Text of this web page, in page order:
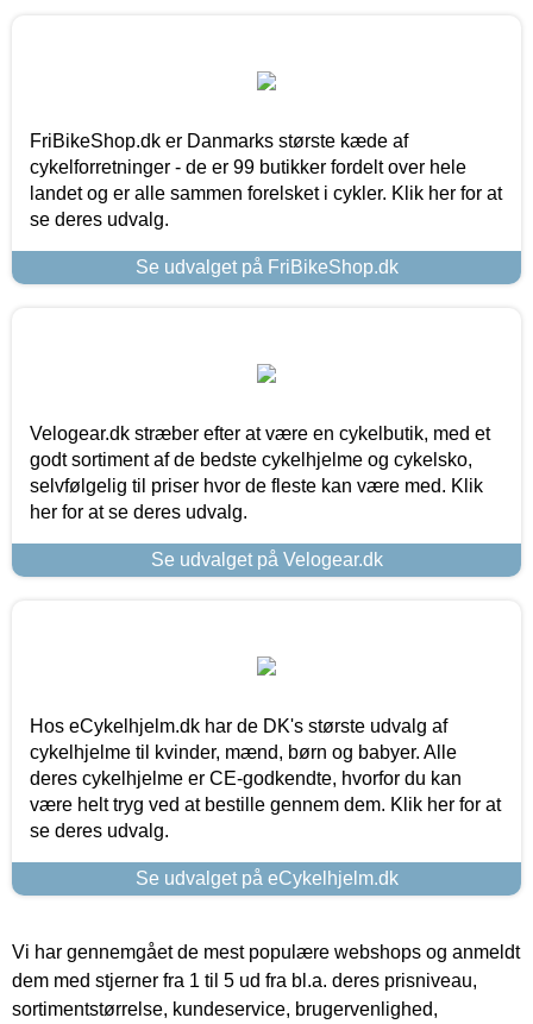
FriBikeShop.dk er Danmarks største kæde af
cykelforretninger - de er 99 butikker fordelt over hele
landet og er alle sammen forelsket i cykler. Klik her for at
se deres udvalg.
Se udvalget på FriBikeShop.dk
Velogear.dk stræber efter at være en cykelbutik, med et
godt sortiment af de bedste cykelhjelme og cykelsko,
selvfølgelig til priser hvor de fleste kan være med. Klik
her for at se deres udvalg.
Se udvalget på Velogear.dk
Hos eCykelhjelm.dk har de DK's største udvalg af
cykelhjelme til kvinder, mænd, børn og babyer. Alle
deres cykelhjelme er CE-godkendte, hvorfor du kan
være helt tryg ved at bestille gennem dem. Klik her for at
se deres udvalg.
Se udvalget på eCykelhjelm.dk
Vi har gennemgået de mest populære webshops og anmeldt
dem med stjerner fra 1 til 5 ud fra bl.a. deres prisniveau,
sortimentstørrelse, kundeservice, brugervenlighed,